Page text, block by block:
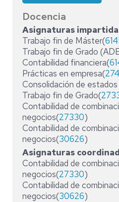
Docencia
Asignaturas
Trabajo fin de Máster(
Trabajo fin de Grado
Contabilidad financiera(
Prácticas en empresa(
Consolidación de
Trabajo fin de Grado(
Contabilidad de
negocios(27330)
Contabilidad de
negocios(30626)
Asignaturas
Contabilidad de
negocios(27330)
Contabilidad de
negocios(30626)